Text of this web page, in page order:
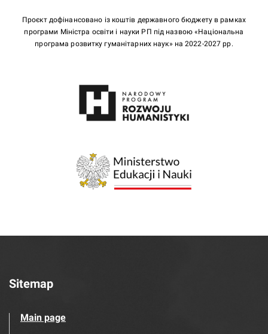
Проєкт дофінансовано із коштів державного бюджету в рамках
програми Міністра освіти і науки РП під назвою «Національна
програма розвитку гуманітарних наук» на 2022-2027 рр.
Sitemap
Main page